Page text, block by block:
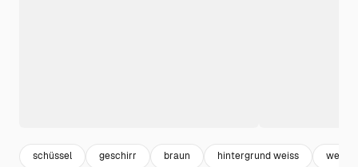
schüssel geschirr braun hintergrund weiss weiss